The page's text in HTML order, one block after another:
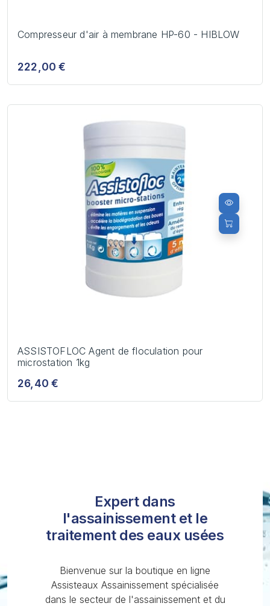
Compresseur d'air à membrane HP-60 - HIBLOW
222,00 €
ASSISTOFLOC Agent de floculation pour
microstation 1kg
26,40 €
Expert dans
l'assainissement et le
traitement des eaux usées
Bienvenue sur la boutique en ligne
Assisteaux Assainissement spécialisée
dans le secteur de l'assainissement et du